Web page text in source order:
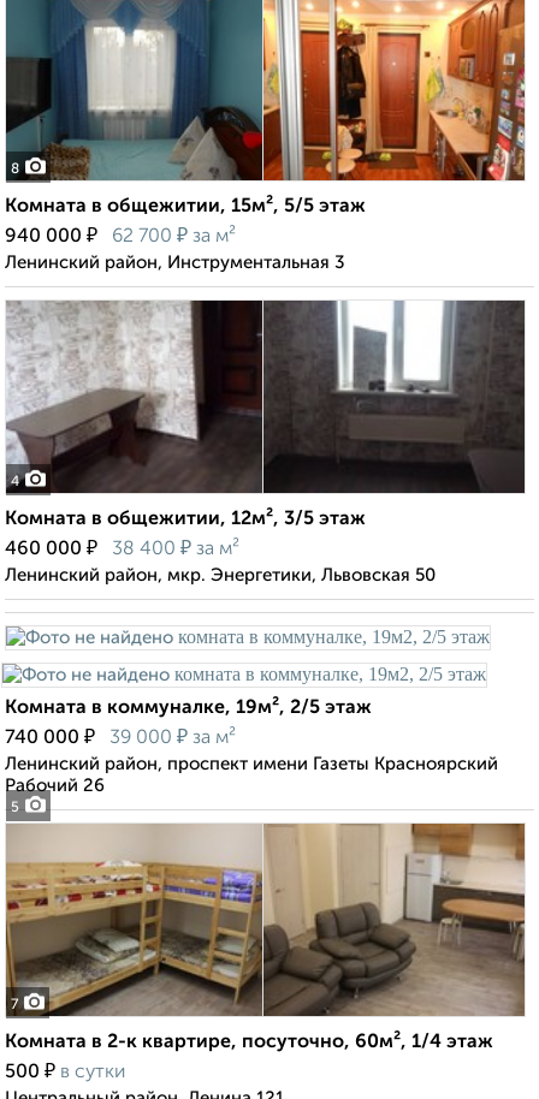
8
Комната в общежитии, 15м², 5/5 этаж
940 000 ₽ 62 700 ₽ за м²
Ленинский район, Инструментальная 3
4
Комната в общежитии, 12м², 3/5 этаж
460 000 ₽ 38 400 ₽ за м²
Ленинский район, мкр. Энергетики, Львовская 50
5
Комната в коммуналке, 19м², 2/5 этаж
740 000 ₽ 39 000 ₽ за м²
Ленинский район, проспект имени Газеты Красноярский
Рабочий 26
7
Комната в 2-к квартире, посуточно, 60м², 1/4 этаж
500 ₽ в сутки